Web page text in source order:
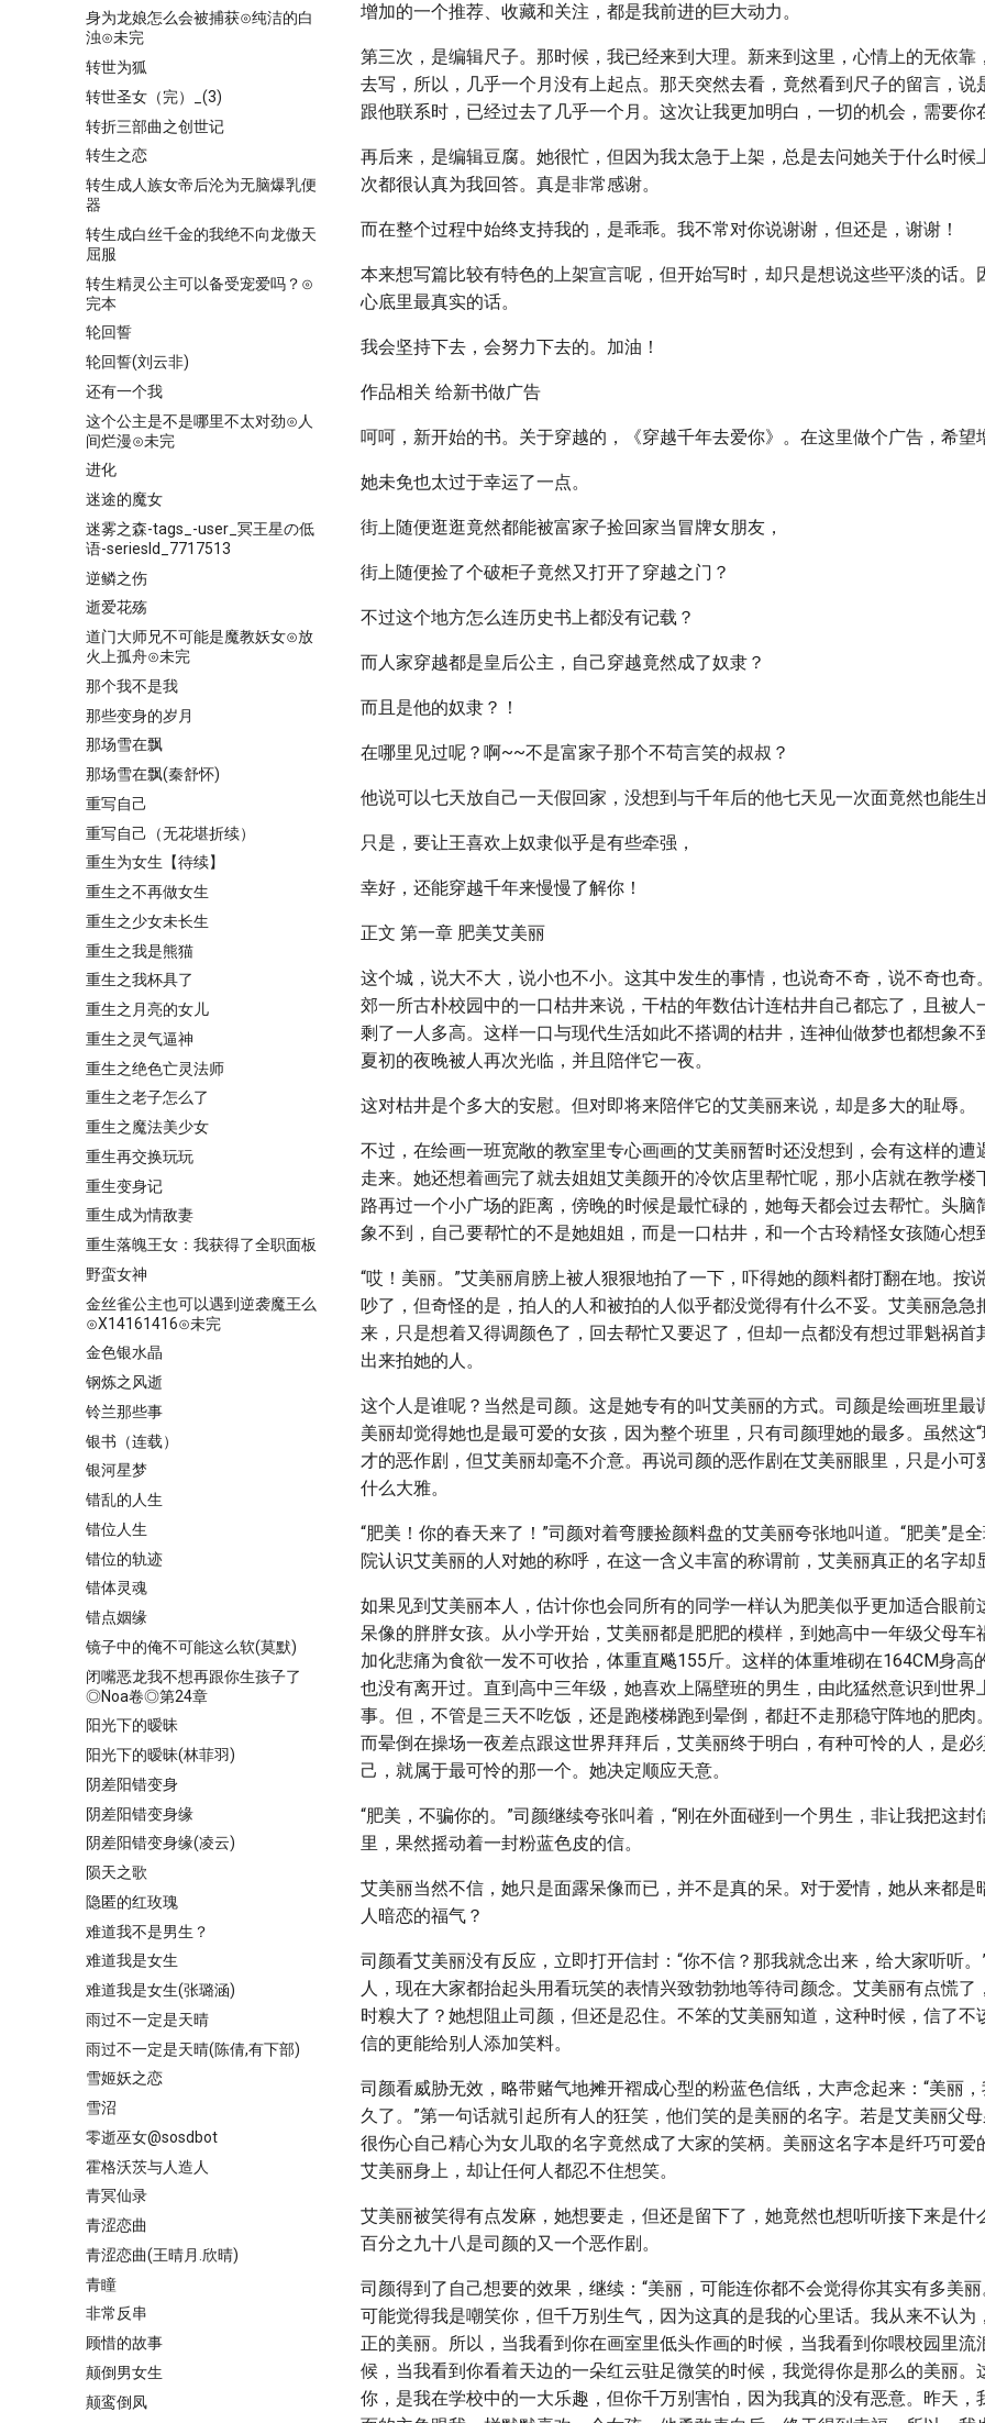
身为龙娘怎么会被捕获⊙纯洁的白
浊⊙未完
转世为狐
转世圣女（完）_(3)
转折三部曲之创世记
转生之恋
转生成人族女帝后沦为无脑爆乳便
器
转生成白丝千金的我绝不向龙傲天
屈服
转生精灵公主可以备受宠爱吗？⊙
完本
轮回誓
轮回誓(刘云非)
还有一个我
这个公主是不是哪里不太对劲⊙人
间烂漫⊙未完
进化
迷途的魔女
迷雾之森-tags_-user_冥王星の低
语-seriesId_7717513
逆鳞之伤
逝爱花殇
道门大师兄不可能是魔教妖女⊙放
火上孤舟⊙未完
那个我不是我
那些变身的岁月
那场雪在飘
那场雪在飘(秦舒怀)
重写自己
重写自己（无花堪折续）
重生为女生【待续】
重生之不再做女生
重生之少女未长生
重生之我是熊猫
重生之我杯具了
重生之月亮的女儿
重生之灵气逼神
重生之绝色亡灵法师
重生之老子怎么了
重生之魔法美少女
重生再交换玩玩
重生变身记
重生成为情敌妻
重生落魄王女：我获得了全职面板
野蛮女神
金丝雀公主也可以遇到逆袭魔王么
⊙X14161416⊙未完
金色银水晶
钢炼之风逝
铃兰那些事
银书（连载）
银河星梦
错乱的人生
错位人生
错位的轨迹
错体灵魂
错点姻缘
镜子中的俺不可能这么软(莫默)
闭嘴恶龙我不想再跟你生孩子了
◎Noa卷◎第24章
阳光下的暧昧
阳光下的暧昧(林菲羽)
阴差阳错变身
阴差阳错变身缘
阴差阳错变身缘(凌云)
陨天之歌
隐匿的红玫瑰
难道我不是男生？
难道我是女生
难道我是女生(张璐涵)
雨过不一定是天晴
雨过不一定是天晴(陈倩,有下部)
雪姬妖之恋
雪沼
零逝巫女@sosdbot
霍格沃茨与人造人
青冥仙录
青涩恋曲
青涩恋曲(王晴月.欣晴)
青瞳
非常反串
顾惜的故事
颠倒男女生
颠鸾倒凤
增加的一个推荐、收藏和关注，都是我前进的巨大动力。
第三次，是编辑尺子。那时候，我已经来到大理。新来到这里，心情上的无依靠
去写，所以，几乎一个月没有上起点。那天突然去看，竟然看到尺子的留言，说
跟他联系时，已经过去了几乎一个月。这次让我更加明白，一切的机会，需要你
再后来，是编辑豆腐。她很忙，但因为我太急于上架，总是去问她关于什么时候
次都很认真为我回答。真是非常感谢。
而在整个过程中始终支持我的，是乖乖。我不常对你说谢谢，但还是，谢谢！
本来想写篇比较有特色的上架宣言呢，但开始写时，却只是想说这些平淡的话。
心底里最真实的话。
我会坚持下去，会努力下去的。加油！
作品相关 给新书做广告
呵呵，新开始的书。关于穿越的，《穿越千年去爱你》。在这里做个广告，希望
她未免也太过于幸运了一点。
街上随便逛逛竟然都能被富家子捡回家当冒牌女朋友，
街上随便捡了个破柜子竟然又打开了穿越之门？
不过这个地方怎么连历史书上都没有记载？
而人家穿越都是皇后公主，自己穿越竟然成了奴隶？
而且是他的奴隶？！
在哪里见过呢？啊~~不是富家子那个不苟言笑的叔叔？
他说可以七天放自己一天假回家，没想到与千年后的他七天见一次面竟然也能生
只是，要让王喜欢上奴隶似乎是有些牵强，
幸好，还能穿越千年来慢慢了解你！
正文 第一章 肥美艾美丽
这个城，说大不大，说小也不小。这其中发生的事情，也说奇不奇，说不奇也奇
郊一所古朴校园中的一口枯井来说，干枯的年数估计连枯井自己都忘了，且被人
剩了一人多高。这样一口与现代生活如此不搭调的枯井，连神仙做梦也都想象不
夏初的夜晚被人再次光临，并且陪伴它一夜。
这对枯井是个多大的安慰。但对即将来陪伴它的艾美丽来说，却是多大的耻辱。
不过，在绘画一班宽敞的教室里专心画画的艾美丽暂时还没想到，会有这样的遭
走来。她还想着画完了就去姐姐艾美颜开的冷饮店里帮忙呢，那小店就在教学楼
路再过一个小广场的距离，傍晚的时候是最忙碌的，她每天都会过去帮忙。头脑
象不到，自己要帮忙的不是她姐姐，而是一口枯井，和一个古玲精怪女孩随心想
“哎！美丽。”艾美丽肩膀上被人狠狠地拍了一下，吓得她的颜料都打翻在地。按
吵了，但奇怪的是，拍人的人和被拍的人似乎都没觉得有什么不妥。艾美丽急急
来，只是想着又得调颜色了，回去帮忙又要迟了，但却一点都没有想过罪魁祸首
出来拍她的人。
这个人是谁呢？当然是司颜。这是她专有的叫艾美丽的方式。司颜是绘画班里最
美丽却觉得她也是最可爱的女孩，因为整个班里，只有司颜理她的最多。虽然这
才的恶作剧，但艾美丽却毫不介意。再说司颜的恶作剧在艾美丽眼里，只是小可
什么大雅。
“肥美！你的春天来了！”司颜对着弯腰捡颜料盘的艾美丽夸张地叫道。“肥美”是
院认识艾美丽的人对她的称呼，在这一含义丰富的称谓前，艾美丽真正的名字却
如果见到艾美丽本人，估计你也会同所有的同学一样认为肥美似乎更加适合眼前
呆像的胖胖女孩。从小学开始，艾美丽都是肥肥的模样，到她高中一年级父母车
加化悲痛为食欲一发不可收拾，体重直飚155斤。这样的体重堆砌在164CM身高
也没有离开过。直到高中三年级，她喜欢上隔壁班的男生，由此猛然意识到世界
事。但，不管是三天不吃饭，还是跑楼梯跑到晕倒，都赶不走那稳守阵地的肥肉
而晕倒在操场一夜差点跟这世界拜拜后，艾美丽终于明白，有种可怜的人，是必
己，就属于最可怜的那一个。她决定顺应天意。
“肥美，不骗你的。”司颜继续夸张叫着，“刚在外面碰到一个男生，非让我把这封
里，果然摇动着一封粉蓝色皮的信。
艾美丽当然不信，她只是面露呆像而已，并不是真的呆。对于爱情，她从来都是
人暗恋的福气？
司颜看艾美丽没有反应，立即打开信封：“你不信？那我就念出来，给大家听听
人，现在大家都抬起头用看玩笑的表情兴致勃勃地等待司颜念。艾美丽有点慌了
时糗大了？她想阻止司颜，但还是忍住。不笨的艾美丽知道，这种时候，信了不
信的更能给别人添加笑料。
司颜看威胁无效，略带赌气地摊开褶成心型的粉蓝色信纸，大声念起来：“美丽
久了。”第一句话就引起所有人的狂笑，他们笑的是美丽的名字。若是艾美丽父
很伤心自己精心为女儿取的名字竟然成了大家的笑柄。美丽这名字本是纤巧可爱
艾美丽身上，却让任何人都忍不住想笑。
艾美丽被笑得有点发麻，她想要走，但还是留下了，她竟然也想听听接下来是什
百分之九十八是司颜的又一个恶作剧。
司颜得到了自己想要的效果，继续：“美丽，可能连你都不会觉得你其实有多美
可能觉得我是嘲笑你，但千万别生气，因为这真的是我的心里话。我从来不认为
正的美丽。所以，当我看到你在画室里低头作画的时候，当我看到你喂校园里流
候，当我看到你看着天边的一朵红云驻足微笑的时候，我觉得你是那么的美丽。
你，是我在学校中的一大乐趣，但你千万别害怕，因为我真的没有恶意。昨天，